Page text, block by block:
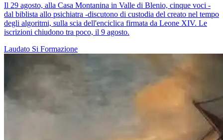
Il 29 agosto, alla Casa Montanina in Valle di Blenio, cinque voci -
dal biblista allo psichiatra -discutono di custodia del creato nel tempo
degli algoritmi, sulla scia dell'enciclica firmata da Leone XIV. Le
iscrizioni chiudono tra poco, il 9 agosto.
Laudato Si Formazione